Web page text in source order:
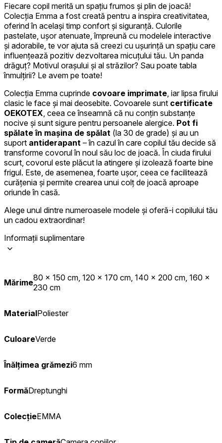
Fiecare copil merită un spațiu frumos și plin de joacă!
Colecția Emma a fost creată pentru a inspira creativitatea,
oferind în același timp confort și siguranță. Culorile
pastelate, ușor atenuate, împreună cu modelele interactive
și adorabile, te vor ajuta să creezi cu ușurință un spațiu care
influențează pozitiv dezvoltarea micuțului tău. Un panda
drăguț? Motivul orașului și al străzilor? Sau poate tabla
înmulțirii? Le avem pe toate!
Colecția Emma cuprinde covoare imprimate , iar lipsa firului
clasic le face și mai deosebite. Covoarele sunt certificate
OEKOTEX , ceea ce înseamnă că nu conțin substanțe
nocive și sunt sigure pentru persoanele alergice. Pot fi
spălate în mașina de spălat (la 30 de grade) și au un
suport antiderapant – în cazul în care copilul tău decide să
transforme covorul în noul său loc de joacă. În ciuda firului
scurt, covorul este plăcut la atingere și izolează foarte bine
frigul. Este, de asemenea, foarte ușor, ceea ce facilitează
curățenia și permite crearea unui colț de joacă aproape
oriunde în casă.
Alege unul dintre numeroasele modele și oferă-i copilului tău
un cadou extraordinar!
Informații suplimentare
Mărime80 x 150 cm, 120 x 170 cm, 140 x 200 cm, 160 x
230 cm
MaterialPoliester
CuloareVerde
Înălțimea grămezi6 mm
FormăDreptunghi
ColecțieEMMA